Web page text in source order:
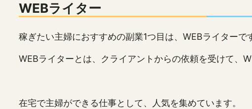
WEBライター
稼ぎたい主婦におすすめの副業1つ目は、WEBライターで
WEBライターとは、クライアントからの依頼を受けて、
在宅で主婦ができる仕事として、人気を集めています。